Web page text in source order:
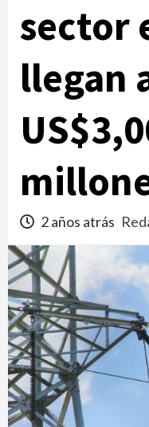
sector
llegan
2 años atrás